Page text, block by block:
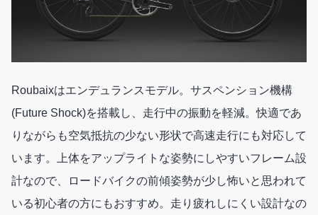
Roubaixはエンデュランスモデル。サスペンション機構
(Future Shock)を搭載し、走行中の振動を軽減。快適であ
りながらも空気抵抗の少ない形状で高速走行にも対応して
います。上体をアップライトな姿勢にしやすいフレーム設
計なので、ロードバイクの前傾姿勢が少し怖いと思われて
いる初心者の方にもおすすめ。走り疲れしにくい設計なの